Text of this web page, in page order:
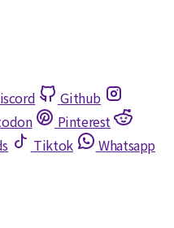
Github
Pinterest
Tiktok
Whatsapp